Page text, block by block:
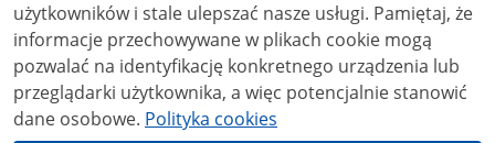
użytkowników i stale ulepszać nasze usługi. Pamiętaj, że
informacje przechowywane w plikach cookie mogą
pozwalać na identyfikację konkretnego urządzenia lub
przeglądarki użytkownika, a więc potencjalnie stanowić
dane osobowe. Polityka cookies